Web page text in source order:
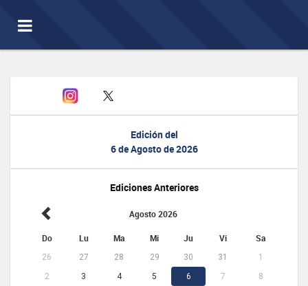
Toggle
navigation
Edición del
6 de Agosto de 2026
Ediciones Anteriores
Agosto 2026
Do Lu Ma Mi Ju Vi Sa
26 27 28 29 30 31
1
2
3 4 5 6 7
8